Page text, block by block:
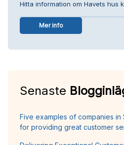
Hitta information om Havets hus
Mer info
Senaste
Five examples of companies
for providing great customer